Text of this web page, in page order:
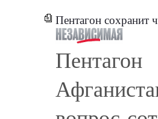
Пентагон сохранит четыре